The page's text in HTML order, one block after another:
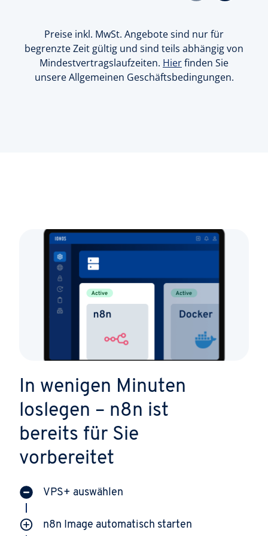
Preise inkl. MwSt. Angebote sind nur für
begrenzte Zeit gültig und sind teils abhängig von
Mindestvertragslaufzeiten. Hierfinden Sie
unsere Allgemeinen Geschäftsbedingungen.
In wenigen Minuten
loslegen – n8n ist
bereits für Sie
vorbereitet
VPS+ auswählen
n8n Image automatisch starten